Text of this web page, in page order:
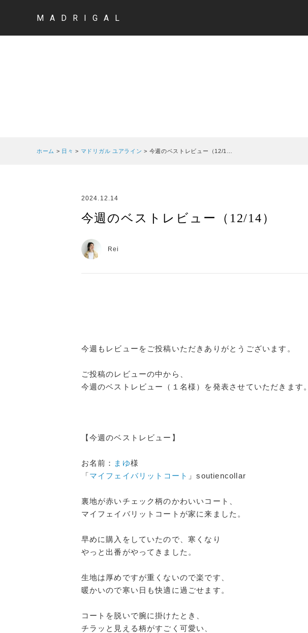
MADRIGAL
ホーム > 日々 > マドリガル ユアライン > 今週のベストレビュー（12/1…
2024.12.14
今週のベストレビュー（12/14）
Rei
今週もレビューをご投稿いただきありがとうございます。
ご投稿のレビューの中から、
今週のベストレビュー（１名様）を発表させていただきます。
【今週のベストレビュー】
お名前： まゆ様
「マイフェイバリットコート 」soutiencollar
裏地が赤いチェック柄のかわいいコート、
マイフェイバリットコートが家に来ました。
早めに購入をしていたので、寒くなり
やっと出番がやってきました。
生地は厚めですが重くないので楽です、
暖かいので寒い日も快適に過ごせます。
コートを脱いで腕に掛けたとき、
チラッと見える柄がすごく可愛い、